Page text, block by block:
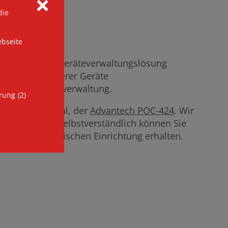
Diese neue Geräteverwaltungslösung
mehrerer Geräte
Gerätefernverwaltung.
zur Auswahl, der Advantech POC-424. Wir
Selbstverständlich können Sie
Ihrer medizinischen Einrichtung erhalten.
ı
(2)